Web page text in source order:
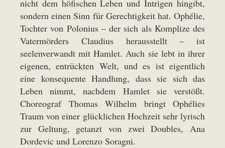
nicht dem höfischen Leben und Intrigen hingibt,
sondern einen Sinn für Gerechtigkeit hat. Ophélie,
Tochter von Polonius – der sich als Komplize des
Vatermörders Claudius herausstellt – ist
seelenverwandt mit Hamlet. Auch sie lebt in ihrer
eigenen, entrückten Welt, und es ist eigentlich
eine konsequente Handlung, dass sie sich das
Leben nimmt, nachdem Hamlet sie verstößt.
Choreograf Thomas Wilhelm bringt Ophélies
Traum von einer glücklichen Hochzeit sehr lyrisch
zur Geltung, getanzt von zwei Doubles, Ana
Dordevic und Lorenzo Soragni.